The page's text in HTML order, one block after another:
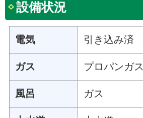
設備状況
電気 引き込み済
ガス プロパンガス
風呂 ガス